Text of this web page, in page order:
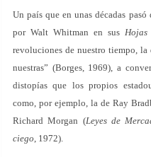
Un país que en unas décadas
por Walt Whitman en sus
revoluciones de nuestro tiempo,
nuestras” (Borges, 1969), a
distopías que los propios
como, por ejemplo, la de Ray
Richard Morgan (Leyes de
ciego, 1972).